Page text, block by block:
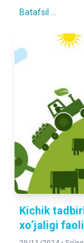
Batafsil ...
Kichik
xo‘jaligi